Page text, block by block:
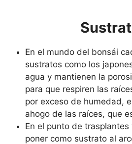
En el mundo del bonsái
sustratos como los
agua y mantienen la
para que respiren las
por exceso de humedad,
ahogo de las raíces, que
En el punto de
poner como sustrato al